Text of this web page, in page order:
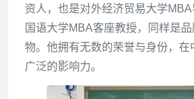
资人，也是对外经济贸易大学
国语大学MBA客座教授，同样是
物。他拥有无数的荣誉与身份，在
广泛的影响力。